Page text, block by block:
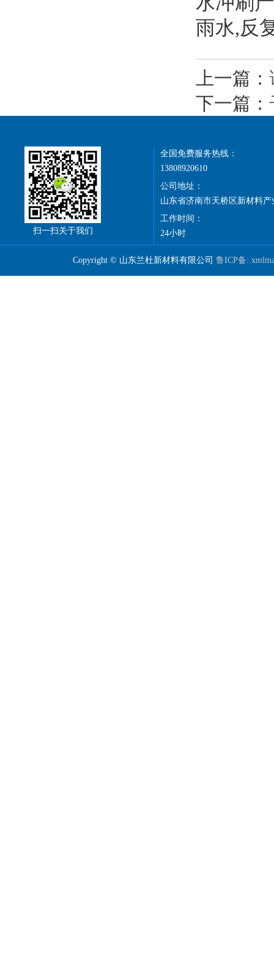
雨水,反
上一篇：
下一篇：
扫一扫关于我们
全国免费服务热线：
13808920610
公司地址：
山东省济南市天桥区新材料产
工作时间：
24小时
Copyright © 山东兰杜新材料有限公司 鲁ICP备: